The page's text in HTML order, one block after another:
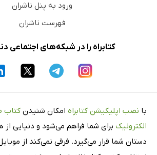
ورود به پنل ناشران
فهرست ناشران
کتابراه را در شبکه‌های اجتماعی
با نصب اپلیکیشن کتابراه امکان شنیدنکتاب
الکترونیک برای شما فراهم می‌شود و دنیایی از
دستان شما قرار می‌گیرد. فرقی نمی‌کند از